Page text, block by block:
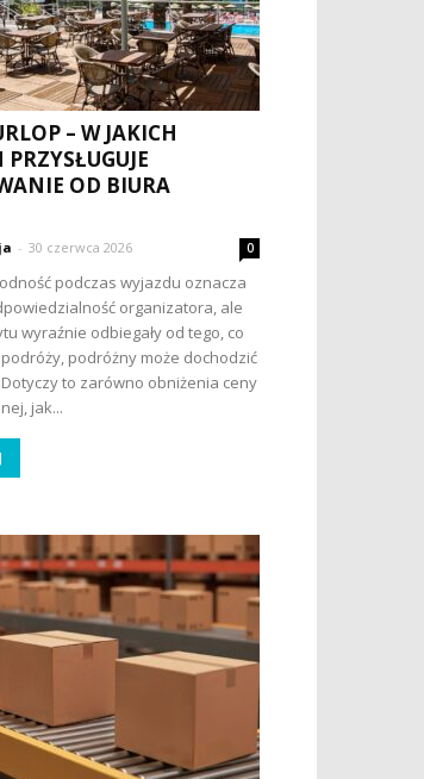
– W JAKICH
PRZYSŁUGUJE
OD BIURA
- 30 czerwca 2026 0
podczas wyjazdu oznacza
organizatora, ale
wyraźnie odbiegały od tego, co
podróżny może dochodzić
to zarówno obniżenia ceny
jak...